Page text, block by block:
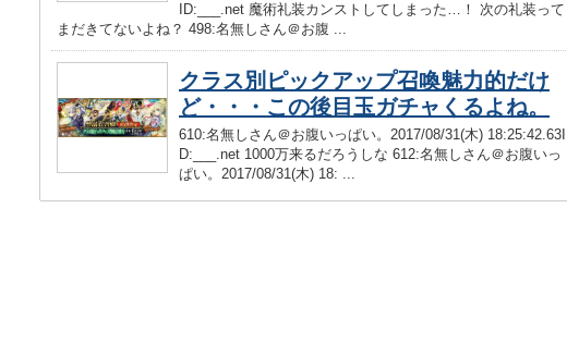
ID:___.net 魔術礼装カンストしてしまった…！ 次の礼装って
まだきてないよね？ 498:名無しさん＠お腹 ...
クラス別ピックアップ召喚魅力的だけ
ど・・・この後目玉ガチャくるよね。
610:名無しさん＠お腹いっぱい。2017/08/31(木) 18:25:42.63I
D:___.net 1000万来るだろうしな 612:名無しさん＠お腹いっ
ぱい。2017/08/31(木) 18: ...